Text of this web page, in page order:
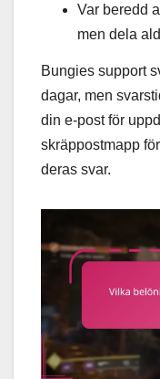
Var beredd
men dela
Bungies support
dagar, men
din e-post för
skräppostmapp
deras svar.